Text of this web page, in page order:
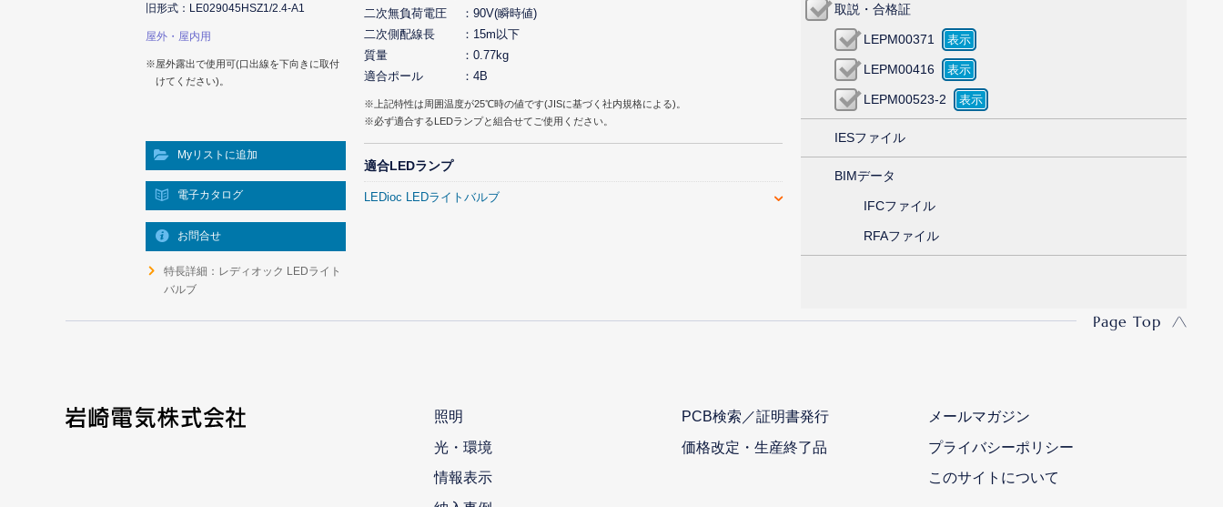
旧形式：LE029045HSZ1/2.4-A1
屋外・屋内用
※屋外露出で使用可(口出線を下向きに取付
けてください)。
Myリストに追加
電子カタログ
お問合せ
特長詳細：レディオック LEDライト
バルブ
取説・合格証
LEPM00371
LEPM00416
LEPM00523-2
IESファイル
BIMデータ
IFCファイル
RFAファイル
二次無負荷電圧
90V(瞬時値)
二次側配線長
15m以下
質量
0.77kg
適合ポール
4B
※上記特性は周囲温度が25℃時の値です(JISに基づく社内規格による)。
※必ず適合するLEDランプと組合せてご使用ください。
適合LEDランプ
LEDioc LEDライトバルブ
Page Top
照明
光・環境
情報表示
PCB検索／証明書発行
価格改定・生産終了品
メールマガジン
プライバシーポリシー
このサイトについて